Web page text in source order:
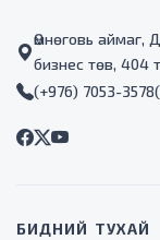
Өмнөговь аймаг,
бизнес төв, 404
(+976) 7053-3578
БИДНИЙ ТУХАЙ